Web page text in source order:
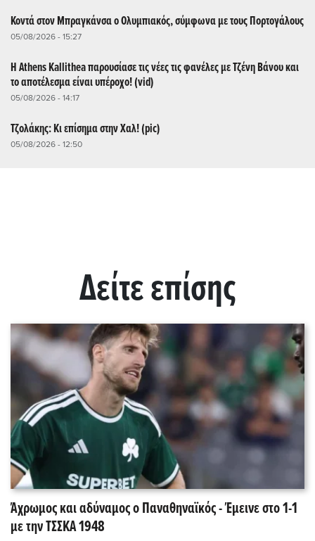
Κοντά στον Μπραγκάνσα ο Ολυμπιακός, σύμφωνα με τους Πορτογάλους
05/08/2026 - 15:27
Η Athens Kallithea παρουσίασε τις νέες τις φανέλες με Τζένη Βάνου και
το αποτέλεσμα είναι υπέροχο! (vid)
05/08/2026 - 14:17
Τζολάκης: Κι επίσημα στην Χαλ! (pic)
05/08/2026 - 12:50
Δείτε επίσης
Άχρωμος και αδύναμος ο Παναθηναϊκός - Έμεινε στο 1-1
με την ΤΣΣΚΑ 1948